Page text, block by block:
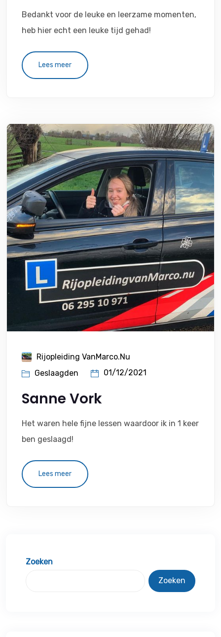
Bedankt voor de leuke en leerzame momenten,
heb hier echt een leuke tijd gehad!
Lees meer
Rijopleiding VanMarco.nu
Geslaagden
01/12/2021
Sanne Vork
Het waren hele fijne lessen waardoor ik in 1 keer
ben geslaagd!
Lees meer
Zoeken
Zoeken